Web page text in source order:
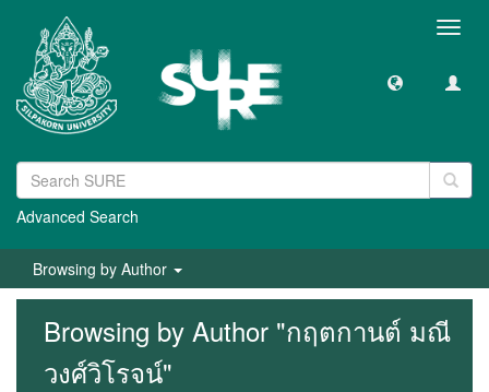
Advanced Search
Browsing by Author
Browsing by Author "กฤตกานต์ มณี
วงศ์วิโรจน์"